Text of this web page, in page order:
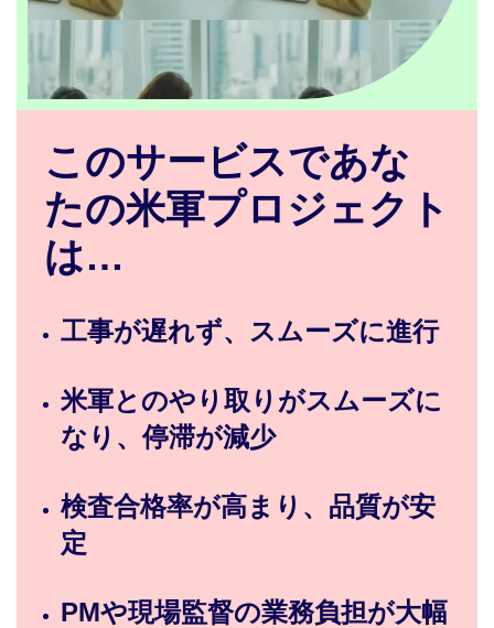
このサービスであな
たの米軍プロジェクト
は…
工事が遅れず、スムーズに進行
米軍とのやり取りがスムーズに
なり、停滞が減少
検査合格率が高まり、品質が安
定
PMや現場監督の業務負担が大幅